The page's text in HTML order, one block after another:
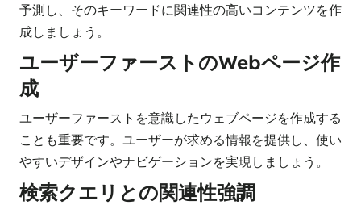
予測し、そのキーワードに関連性の高いコンテンツを作
成しましょう。
ユーザーファーストのWebページ作
成
ユーザーファーストを意識したウェブページを作成する
ことも重要です。ユーザーが求める情報を提供し、使い
やすいデザインやナビゲーションを実現しましょう。
検索クエリとの関連性強調